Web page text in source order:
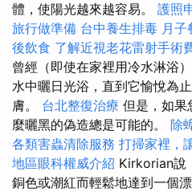
體，使陽光越來越容易。 護照
旅行做準備 台中養生排毒 月子
後飲食 了解近視老花雷射手術
曾經（即使在家裡用冷水淋浴
水中曬日光浴，直到它愉悅為
膚。 台北整復治療 但是，如果
麼曬黑的偽造總是可能的。 除
各類害蟲清除服務 打掃家裡，
地區眼科權威介紹 Kirkorian說
銅色或潮紅而輕鬆地達到一個